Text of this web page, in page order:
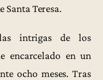
Santa Teresa.
intrigas de los
encarcelado en un
ocho meses. Tras